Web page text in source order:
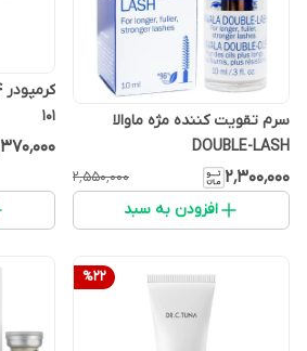
سرم تقویت کننده مژه ماوالا
DOUBLE-LASH
۲٬۳۰۰٬۰۰۰ ۲٬۵۵۰٬۰۰۰
افزودن به سبد
101
۳۷۰٬۰۰۰
%22